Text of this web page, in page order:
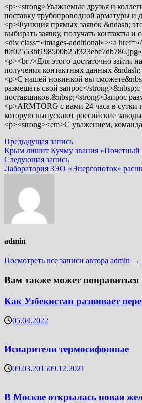
<p><strong>Уважаемые друзья и
поставку трубопроводной арматуры
<p>Функция прямых заявок &ndash;
выбирать заявку, получать контакты
<div class=»images-additional»><a
<p><br />Для этого достаточно зайти
получения контактных данных
<p>С нашей новинкой вы
размещать свой запрос</
поставщиков.&nbsp;<strong>Запрос
<p>ARMTORG с вами 24 часа в сутки
которую выпускают российские
<p><strong><em>С уважением,
Навигация
по
записям
Предыдущая записьПредыдущая
запись:
Крым лишит Кучму звания «Почетный
Следующая записьСледующая
запись:
Лаборатория ЗЭО «Энергопоток»
admin
Посмотреть все записи автора admin →
Вам также может понравиться
Как Узбекистан развивает
05.04.2022
Испарители термосифонные
09.03.201509.12.2021
В Москве открылась новая